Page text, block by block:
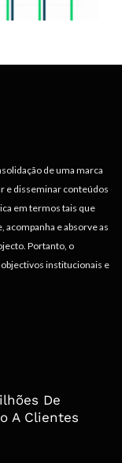
de uma marca
e disseminar conteúdos
em termos tais que
e absorve as
Portanto, o
institucionais e
De
A Clientes